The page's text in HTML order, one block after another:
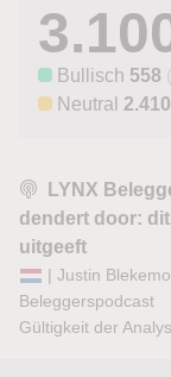
Bullisch 558
Neutral 2.410
LYNX
dendert door:
uitgeeft
| Justin
Beleggerspodcast
Gültigkeit der